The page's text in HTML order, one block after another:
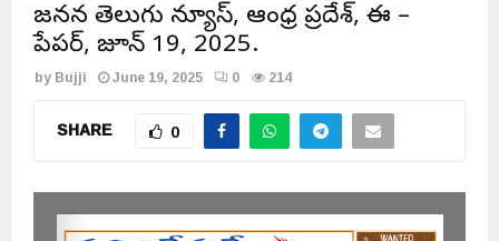
జనసేన తెలుగు న్యూస్, ఆంధ్ర ప్రదేశ్, ఈ –
పేపర్, జూన్ 19, 2025.
byBujji June 19, 2025 0 214
SHARE 0